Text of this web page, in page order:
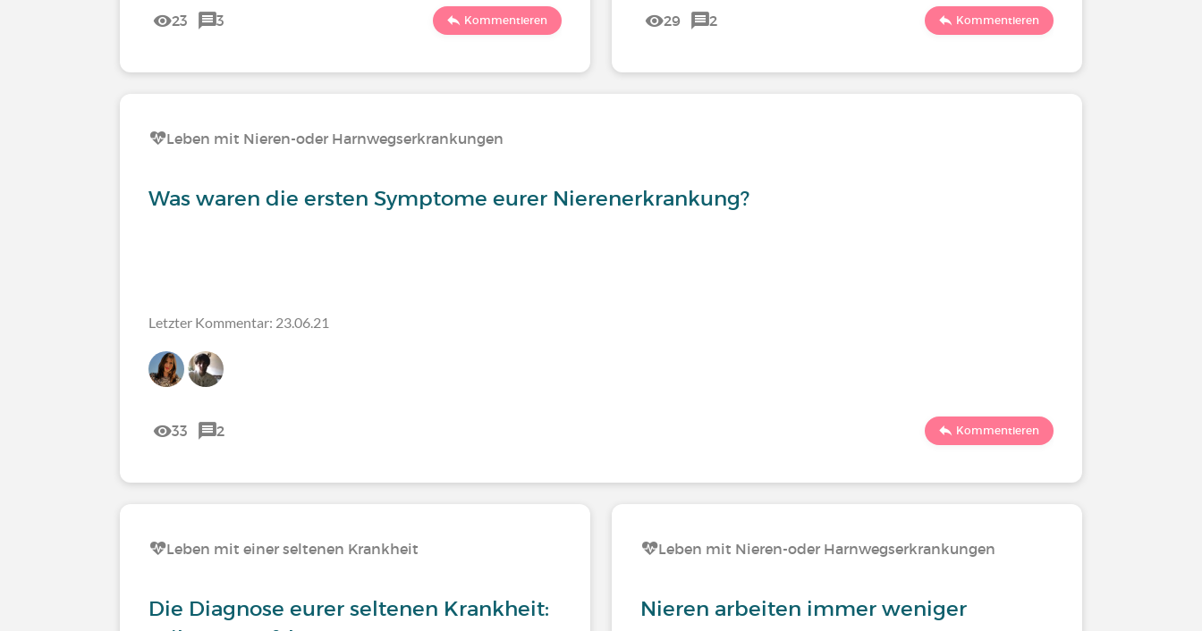
23 3 Kommentieren 29 2 Kommentieren
Leben mit Nieren-oder Harnwegserkrankungen
Was waren die ersten Symptome eurer Nierenerkrankung?
Letzter Kommentar: 23.06.21
33 2 Kommentieren
Leben mit einer seltenen Krankheit
Die Diagnose eurer seltenen Krankheit:
Leben mit Nieren-oder Harnwegserkrankungen
Nieren arbeiten immer weniger